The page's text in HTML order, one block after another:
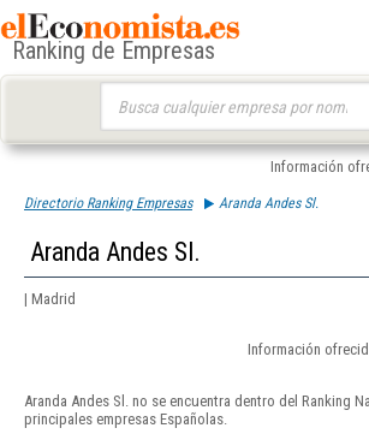
Ranking de Empresas
Información
Directorio Ranking Empresas Aranda Andes Sl.
Aranda Andes Sl.
| Madrid
Información
Aranda Andes Sl. no se encuentra dentro del Ranking
principales empresas Españolas.